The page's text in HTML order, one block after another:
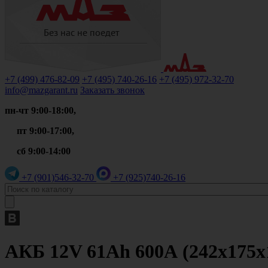
+7 (499) 476-82-09 +7 (495) 740-26-16 +7 (495) 972-32-70
info@mazgarant.ru Заказать звонок
пн-чт 9:00-18:00,
пт 9:00-17:00,
сб 9:00-14:00
+7 (901)546-32-70 +7 (925)740-26-16
АКБ 12V 61Аh 600А